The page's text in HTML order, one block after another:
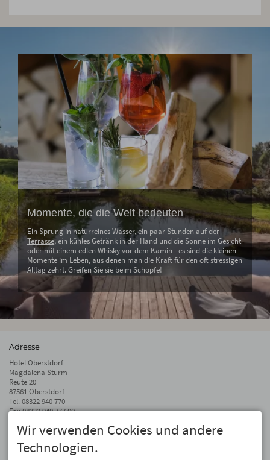
Momente, die die Welt bedeuten
Ein Sprung in naturreines Wasser, ein paar Stunden auf der
Terrasse, ein kühles Getränk in der Hand und die Sonne im Gesicht
oder mit einem edlen Whisky vor dem Kamin - es sind die kleinen
Momente im Leben, aus denen man die Kraft für den oft stressigen
Alltag zehrt. Greifen Sie sie beim Schopfe!
Adresse
Hotel Oberstdorf
Magdalena Sturm
Reute 20
87561 Oberstdorf
Tel. 08322 940 770
Fax 08322 940 777 00
info@hotel-oberstdorf.de
Auf dem Laufenden bleiben
Wir verwenden Cookies und andere
Technologien.